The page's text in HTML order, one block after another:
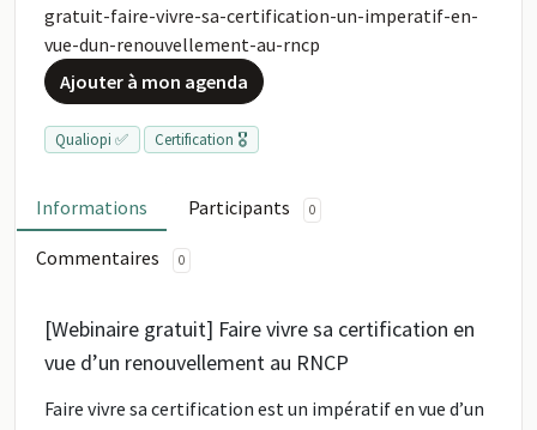
gratuit-faire-vivre-sa-certification-un-imperatif-en-
vue-dun-renouvellement-au-rncp
Ajouter à mon agenda
Qualiopi ✅ Certification 🎖️
Informations Participants 0
Commentaires 0
[Webinaire gratuit] Faire vivre sa certification en
vue d’un renouvellement au RNCP
Faire vivre sa certification est un impératif en vue d’un